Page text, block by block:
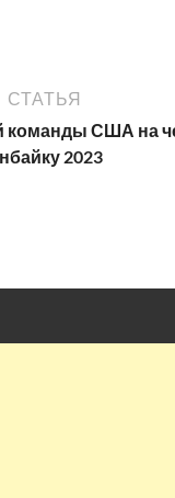
команды США на
2023